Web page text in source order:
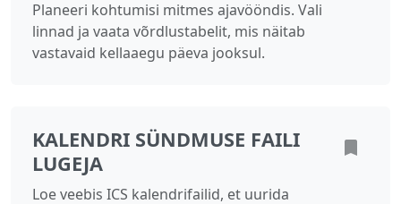
Planeeri kohtumisi mitmes ajavööndis. Vali
linnad ja vaata võrdlustabelit, mis näitab
vastavaid kellaaegu päeva jooksul.
KALENDRI SÜNDMUSE FAILI
LUGEJA
Loe veebis ICS kalendrifailid, et uurida